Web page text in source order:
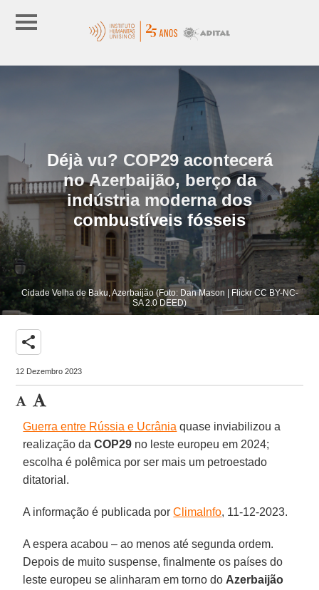
Déjà vu? COP29 acontecerá
no Azerbaijão, berço da
indústria moderna dos
combustíveis fósseis
Cidade Velha de Baku, Azerbaijão (Foto: Dan Mason | Flickr CC BY-NC-
SA 2.0 DEED)
share
12 Dezembro 2023
Guerra entre Rússia e Ucrânia quase inviabilizou a
realização daCOP29 no leste europeu em 2024;
escolha é polêmica por ser mais um petroestado
ditatorial.
A informação é publicada porClimaInfo, 11-12-2023.
A espera acabou – ao menos até segunda ordem.
Depois de muito suspense, finalmente os países do
leste europeu se alinharam em torno do Azerbaijão